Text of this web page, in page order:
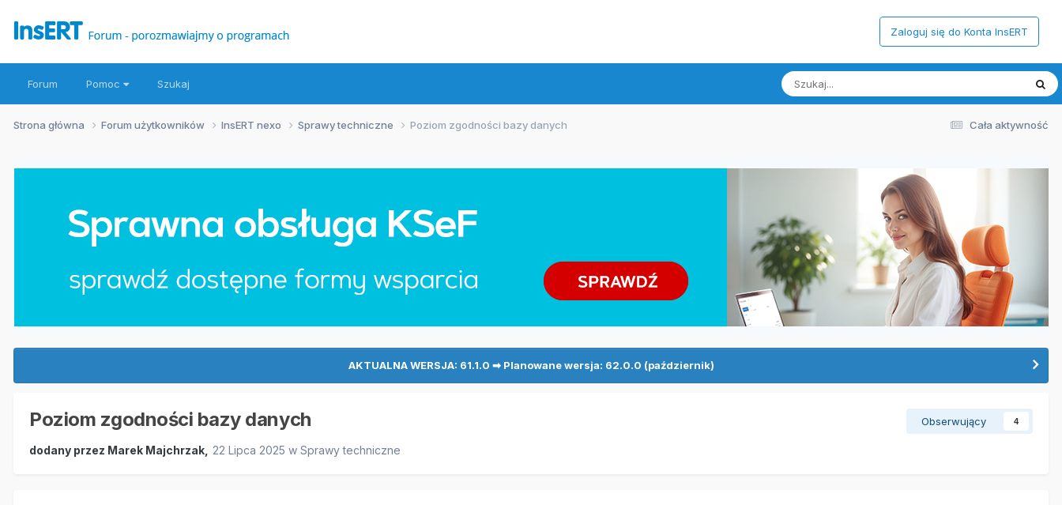
Zaloguj się do Konta InsERT
Forum Pomoc Szukaj
Cała aktywność
Strona główna Forum użytkowników InsERT nexo Sprawy techniczne Poziom zgodności bazy danych
AKTUALNA WERSJA: 61.1.0 ➡ Planowane wersja: 62.0.0 (październik)
Poziom zgodności bazy danych Obserwujący 4
dodany przez Marek Majchrzak 22 Lipca 2025 w Sprawy techniczne